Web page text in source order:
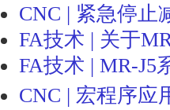
CNC | 紧急停止
FA技术 | 关于
FA技术 | MR-J5
CNC | 宏程序应